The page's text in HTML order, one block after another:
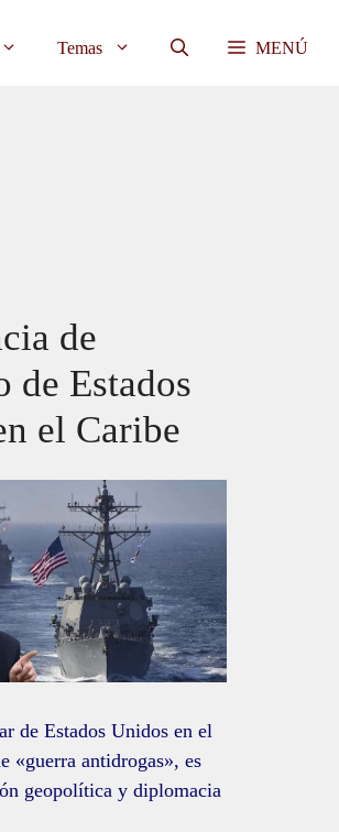
Temas MENÚ
de
de Estados
el Caribe
de Estados Unidos en el
«guerra antidrogas», es
geopolítica y diplomacia